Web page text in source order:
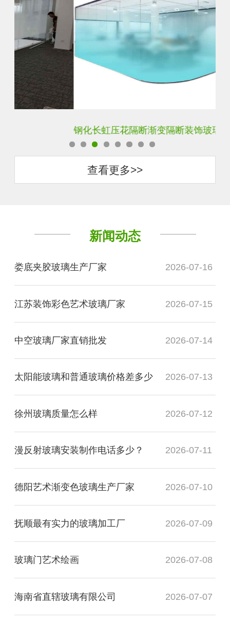
钢化长虹压花隔断渐变隔断装饰玻璃
查看更多>>
新闻动态
娄底夹胶玻璃生产厂家 2026-07-16
江苏装饰彩色艺术玻璃厂家 2026-07-15
中空玻璃厂家直销批发 2026-07-14
太阳能玻璃和普通玻璃价格差多少 2026-07-13
徐州玻璃质量怎么样 2026-07-12
漫反射玻璃安装制作电话多少？ 2026-07-11
德阳艺术渐变色玻璃生产厂家 2026-07-10
抚顺最有实力的玻璃加工厂 2026-07-09
玻璃门艺术绘画 2026-07-08
海南省直辖玻璃有限公司 2026-07-07